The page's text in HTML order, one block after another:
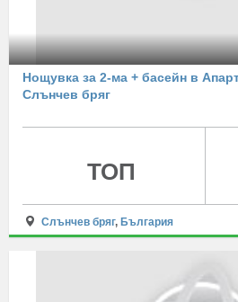
Нощувка за 2-ма + басейн в
Слънчев бряг
ТОП
Слънчев бряг, България